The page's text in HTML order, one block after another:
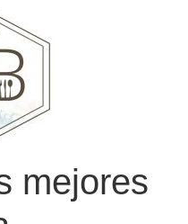
mejores